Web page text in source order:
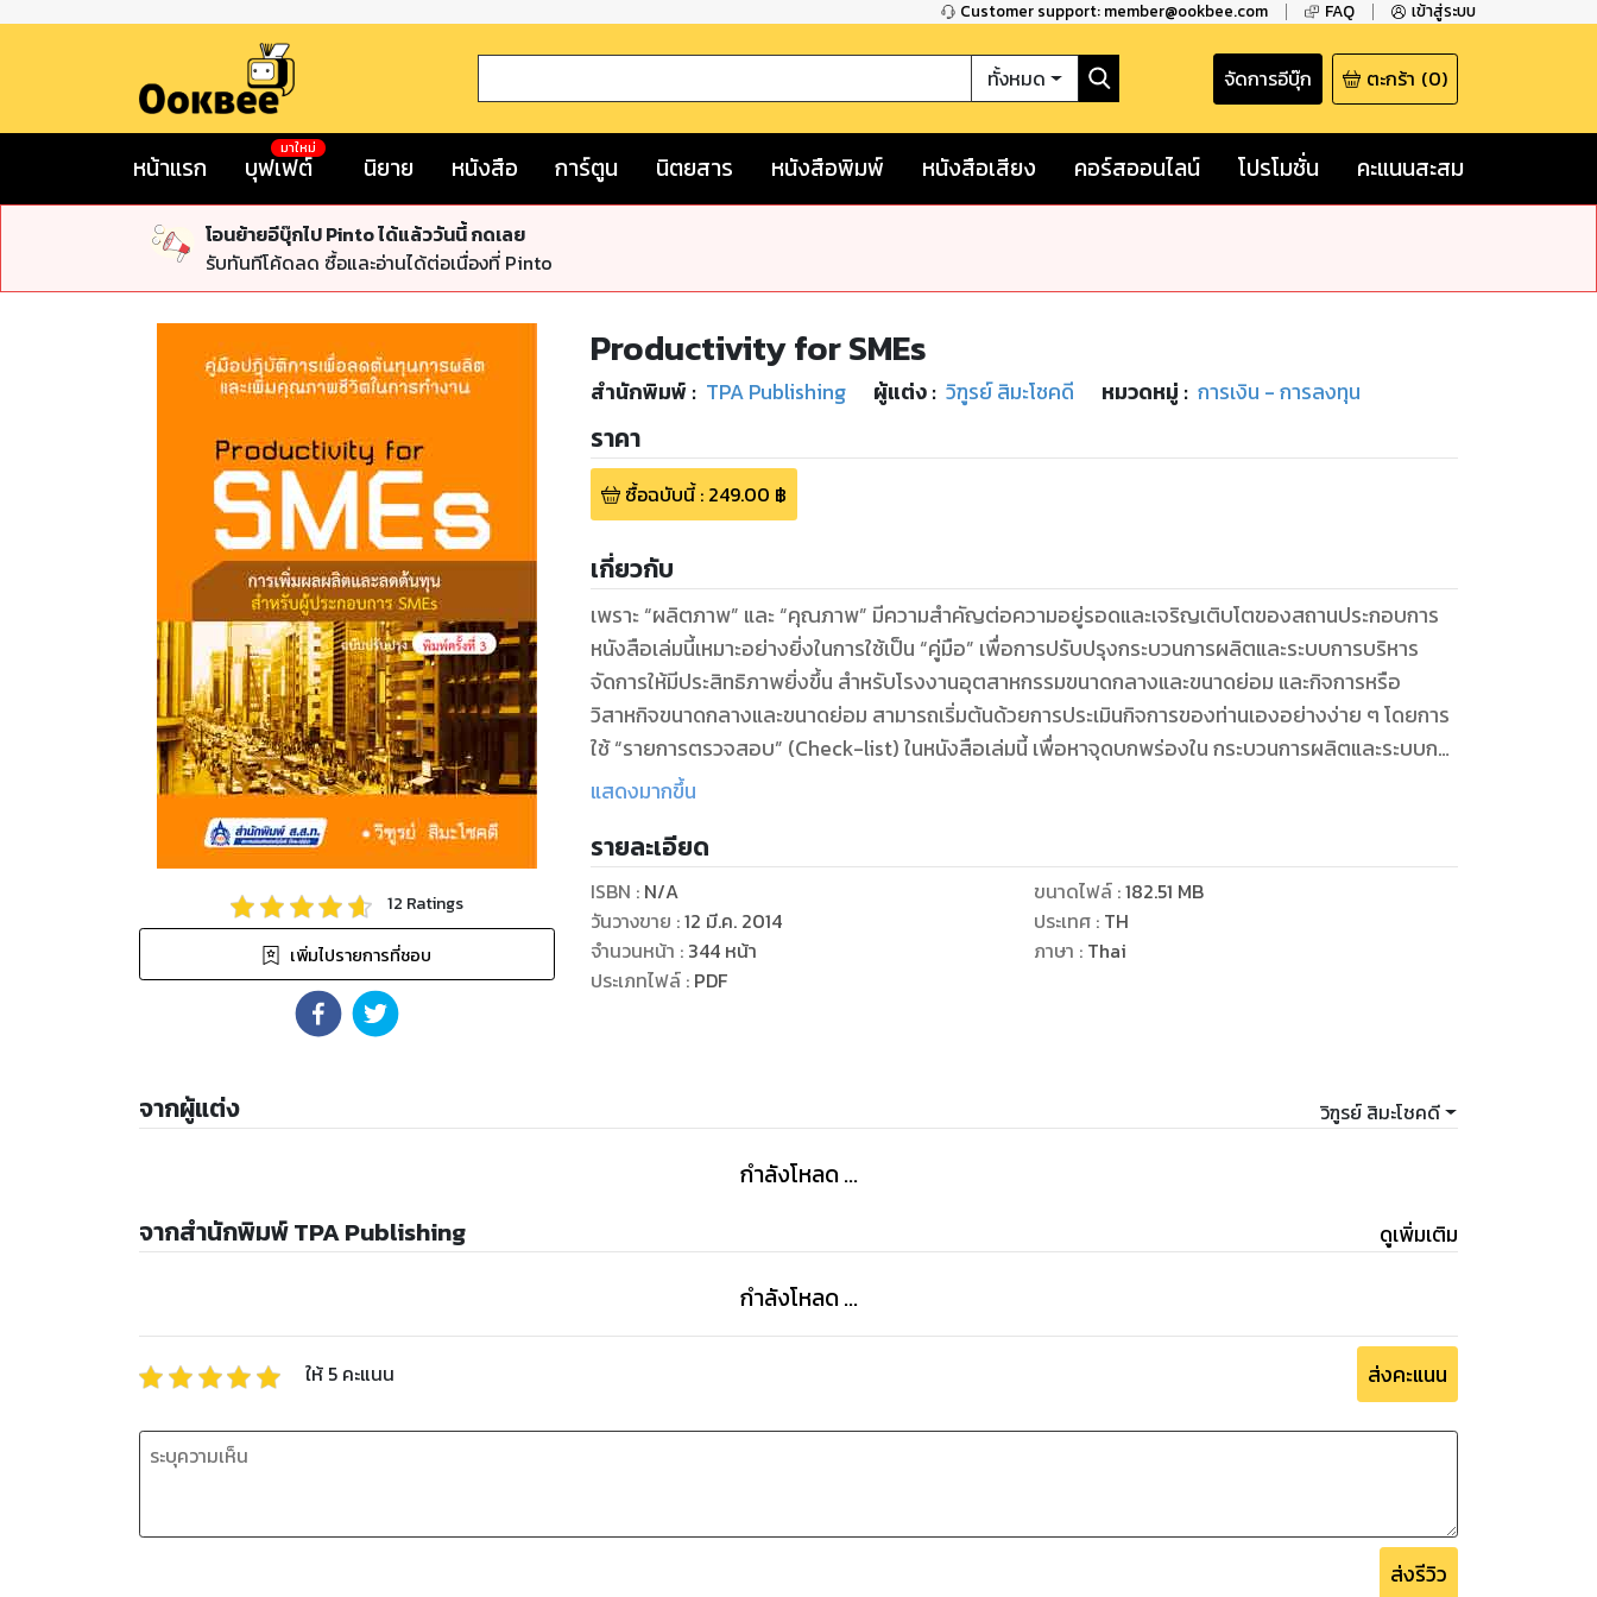
Customer support: member@ookbee.com FAQ เข้าสู่ระบบ
ทั้งหมด จัดการอีบุ๊ก ตะกร้า (0)
หน้าแรก บุฟเฟต์
มาใหม่
นิยาย หนังสือ การ์ตูน นิตยสาร หนังสือพิมพ์ หนังสือเสียง คอร์สออนไลน์ โปรโมชั่น คะแนนสะสม
โอนย้ายอีบุ๊กไป Pinto ได้แล้ววันนี้ กดเลย
รับทันทีโค้ดลด ซื้อและอ่านได้ต่อเนื่องที่ Pinto
12 Ratings
เพิ่มไปรายการที่ชอบ
Productivity for SMEs
สำนักพิมพ์ : TPA Publishing ผู้แต่ง : วิฑูรย์ สิมะโชคดี หมวดหมู่ : การเงิน - การลงทุน
ราคา
ซื้อฉบับนี้: 249.00 ฿
เกี่ยวกับ
เพราะ “ผลิตภาพ” และ “คุณภาพ” มีความสำคัญต่อความอยู่รอดและเจริญเติบโตของสถานประกอบการ
หนังสือเล่มนี้เหมาะอย่างยิ่งในการใช้เป็น “คู่มือ” เพื่อการปรับปรุงกระบวนการผลิตและระบบการบริหาร
จัดการให้มีประสิทธิภาพยิ่งขึ้น สำหรับโรงงานอุตสาหกรรมขนาดกลางและขนาดย่อม และกิจการหรือ
วิสาหกิจขนาดกลางและขนาดย่อม สามารถเริ่มต้นด้วยการประเมินกิจการของท่านเองอย่างง่าย ๆ โดยการ
ใช้ “รายการตรวจสอบ” (Check-list) ในหนังสือเล่มนี้ เพื่อหาจุดบกพร่องใน กระบวนการผลิตและระบบการ
บริหารจัดการอย่างครอบคลุม และสามารถนำข้อเสนอแนะในบทต่าง ๆ ไปใช้เป็นแนวทางในการปรับปรุง
แสดงมากขึ้น
รายละเอียด
ISBN : N/A
วันวางขาย :12 มี.ค. 2014
จำนวนหน้า : 344 หน้า
ประเภทไฟล์: PDF
ขนาดไฟล์:182.51 MB
ประเทศ : TH
ภาษา : Thai
จากผู้แต่ง วิฑูรย์ สิมะโชคดี
กำลังโหลด ...
จากสำนักพิมพ์ TPA Publishing ดูเพิ่มเติม
กำลังโหลด ...
ให้ 5 คะแนน ส่งคะแนน
ส่งรีวิว